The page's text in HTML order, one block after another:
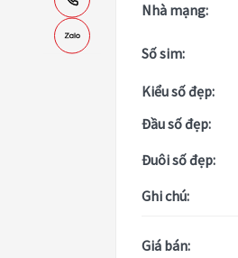
Nhà mạng:
Số sim:
Kiểu số đẹp:
Đầu số đẹp:
Đuôi số đẹp:
Ghi chú:
Giá bán: